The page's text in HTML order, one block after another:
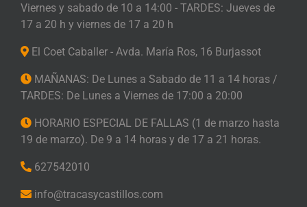
Viernes y sabado de 10 a 14:00 - TARDES: Jueves de
17 a 20 h y viernes de 17 a 20 h
El Coet Caballer - Avda. María Ros, 16 Burjassot
MAÑANAS: De Lunes a Sabado de 11 a 14 horas /
TARDES: De Lunes a Viernes de 17:00 a 20:00
HORARIO ESPECIAL DE FALLAS (1 de marzo hasta
19 de marzo). De 9 a 14 horas y de 17 a 21 horas.
627542010
info@tracasycastillos.com